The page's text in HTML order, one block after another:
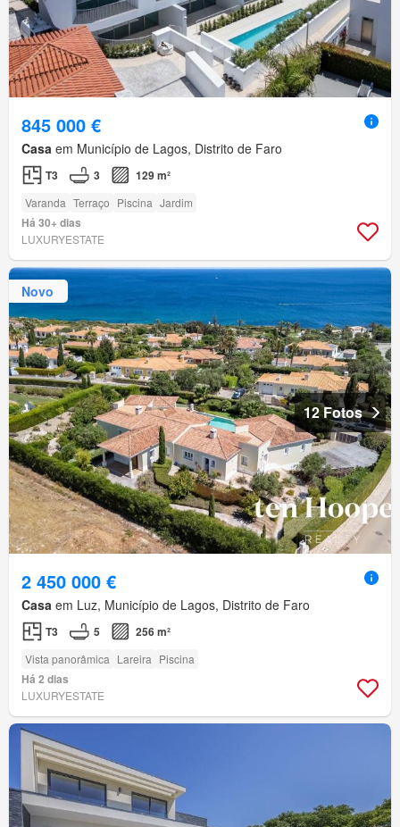
845 000 €
Casa em Município de Lagos, Distrito de Faro
T3 3 129 m²
Varanda Terraço Piscina Jardim
Há 30+ dias
LUXURYESTATE
Novo
12 Fotos
2 450 000 €
Casa em Luz, Município de Lagos, Distrito de Faro
T3 5 256 m²
Vista panorâmica Lareira Piscina
Há 2 dias
LUXURYESTATE